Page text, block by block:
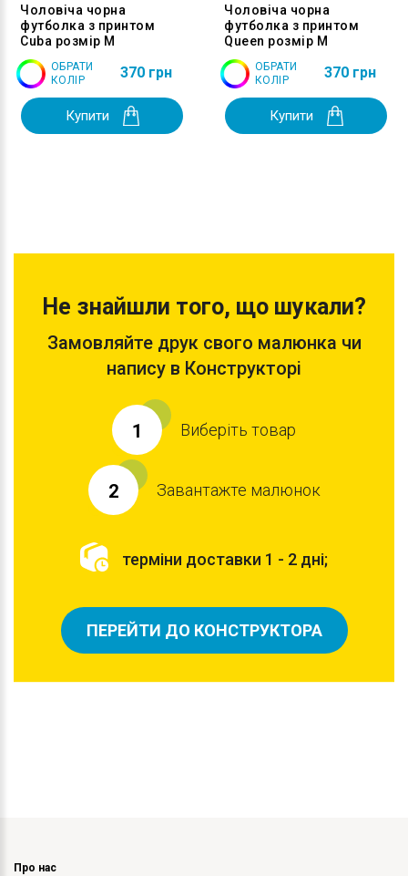
Чоловіча чорна
футболка з принтом
Cuba розмір M
ОБРАТИ
КОЛІР
370 грн
Купити
Чоловіча чорна
футболка з принтом
Queen розмір M
ОБРАТИ
КОЛІР
370 грн
Купити
Не знайшли того, що шукали?
Замовляйте друк свого малюнка чи
напису в Конструкторі
1 Виберіть товар
2 Завантажте малюнок
терміни доставки 1 - 2 дні;
ПЕРЕЙТИ ДО КОНСТРУКТОРА
Про нас